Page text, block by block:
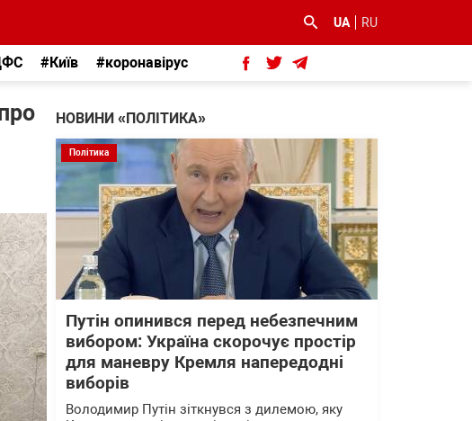
UA RU
#Київ #коронавірус
НОВИНИ «ПОЛІТИКА»
Політика
Путін опинився перед небезпечним
вибором: Україна скорочує простір
для маневру Кремля напередодні
виборів
Володимир Путін зіткнувся з дилемою, яку